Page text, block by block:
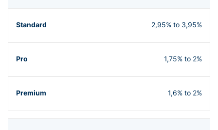
2,95% to 3,95%
1,75% to 2%
1,6% to 2%